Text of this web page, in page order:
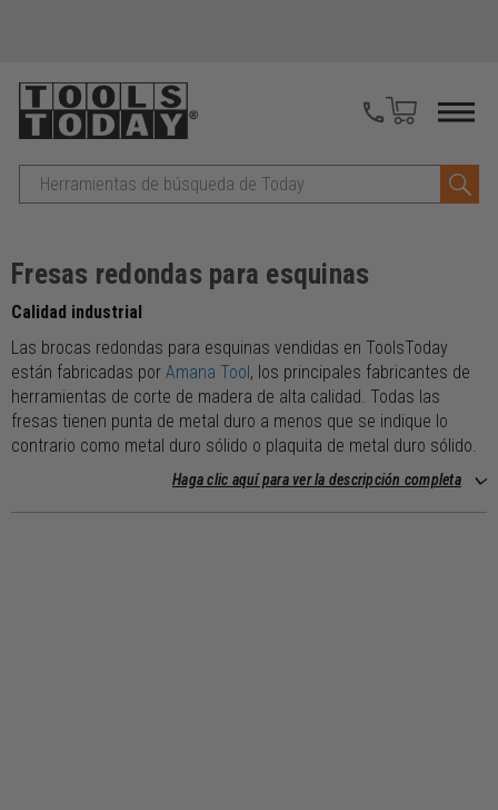
Buscar
en
Fresas redondas para esquinas
Calidad industrial
Las brocas redondas para esquinas vendidas en ToolsToday
están fabricadas por Amana Tool, los principales fabricantes de
herramientas de corte de madera de alta calidad. Todas las
fresas tienen punta de metal duro a menos que se indique lo
contrario como metal duro sólido o plaquita de metal duro sólido.
Haga clic aquí para ver la descripción completa